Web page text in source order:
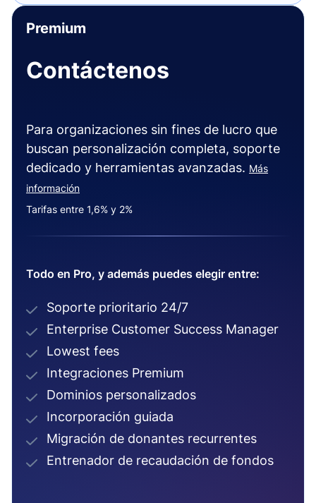
Premium
Contáctenos
Para organizaciones sin fines de lucro que
buscan personalización completa, soporte
dedicado y herramientas avanzadas. Más
información
Tarifas entre 1,6% y 2%
Todo en Pro, y además puedes elegir entre:
Soporte prioritario 24/7
Enterprise Customer Success Manager
Lowest fees
Integraciones Premium
Dominios personalizados
Incorporación guiada
Migración de donantes recurrentes
Entrenador de recaudación de fondos